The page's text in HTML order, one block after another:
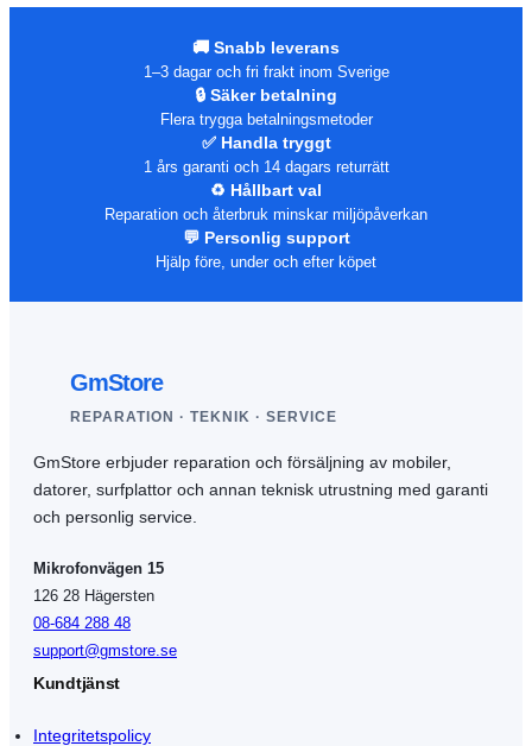
🚚 Snabb leverans
1–3 dagar och fri frakt inom Sverige
🔒 Säker betalning
Flera trygga betalningsmetoder
✅ Handla tryggt
1 års garanti och 14 dagars returrätt
♻️ Hållbart val
Reparation och återbruk minskar miljöpåverkan
💬 Personlig support
Hjälp före, under och efter köpet
GmStore
REPARATION · TEKNIK · SERVICE
GmStore erbjuder reparation och försäljning av mobiler,
datorer, surfplattor och annan teknisk utrustning med garanti
och personlig service.
Mikrofonvägen 15
126 28 Hägersten
08-684 288 48
support@gmstore.se
Kundtjänst
Integritetspolicy